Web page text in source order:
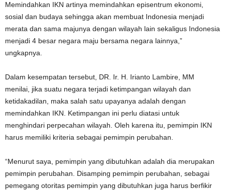
Memindahkan IKN artinya memindahkan episentrum ekonomi,
sosial dan budaya sehingga akan membuat Indonesia menjadi
merata dan sama majunya dengan wilayah lain sekaligus Indonesia
menjadi 4 besar negara maju bersama negara lainnya,”
ungkapnya.
Dalam kesempatan tersebut, DR. Ir. H. Irianto Lambire, MM
menilai, jika suatu negara terjadi ketimpangan wilayah dan
ketidakadilan, maka salah satu upayanya adalah dengan
memindahkan IKN. Ketimpangan ini perlu diatasi untuk
menghindari perpecahan wilayah. Oleh karena itu, pemimpin IKN
harus memiliki kriteria sebagai pemimpin perubahan.
“Menurut saya, pemimpin yang dibutuhkan adalah dia merupakan
pemimpin perubahan. Disamping pemimpin perubahan, sebagai
pemegang otoritas pemimpin yang dibutuhkan juga harus berfikir